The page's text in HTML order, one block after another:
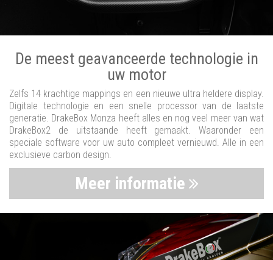
De meest geavanceerde technologie in
uw motor
Zelfs 14 krachtige mappings en een nieuwe ultra heldere display.
Digitale technologie en een snelle processor van de laatste
generatie. DrakeBox Monza heeft alles en nog veel meer van wat
DrakeBox2 de uitstaande heeft gemaakt. Waaronder een
speciale software voor uw auto compleet vernieuwd. Alle in een
exclusieve carbon design.
Meer informatie